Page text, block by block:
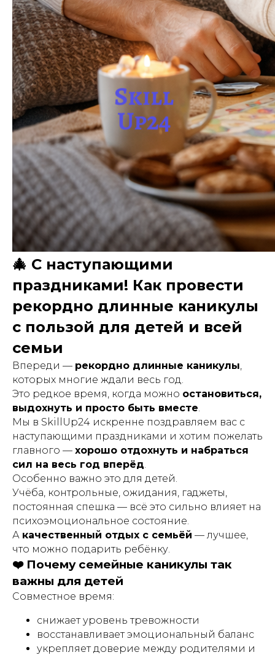
🎄 С наступающими
праздниками! Как провести
рекордно длинные каникулы
с пользой для детей и всей
семьи
Впереди — рекордно длинные каникулы,
которых многие ждали весь год.
Это редкое время, когда можно остановиться,
выдохнуть и просто быть вместе.
Мы в SkillUp24 искренне поздравляем вас с
наступающими праздниками и хотим пожелать
главного — хорошо отдохнуть и набраться
сил на весь год вперёд.
Особенно важно это для детей.
Учёба, контрольные, ожидания, гаджеты,
постоянная спешка — всё это сильно влияет на
психоэмоциональное состояние.
А качественный отдых с семьёй — лучшее,
что можно подарить ребёнку.
❤️ Почему семейные каникулы так
важны для детей
Совместное время:
снижает уровень тревожности
восстанавливает эмоциональный баланс
укрепляет доверие между родителями и